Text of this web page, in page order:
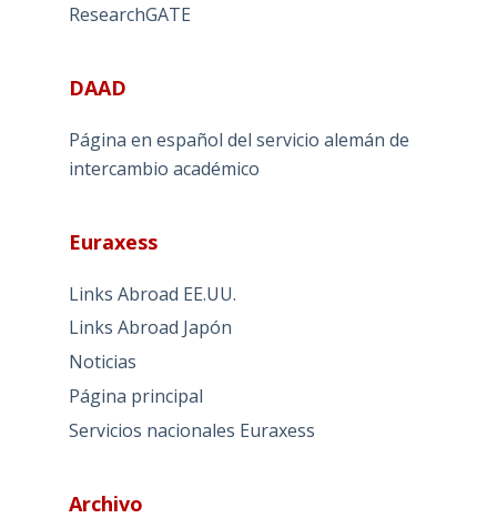
ResearchGATE
DAAD
Página en español del servicio alemán de
intercambio académico
Euraxess
Links Abroad EE.UU.
Links Abroad Japón
Noticias
Página principal
Servicios nacionales Euraxess
Archivo